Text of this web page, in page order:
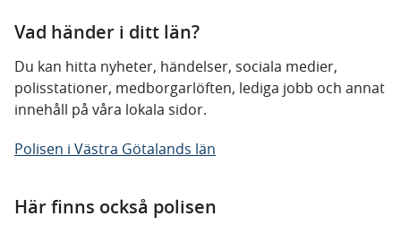
Vad händer i ditt län?
Du kan hitta nyheter, händelser, sociala medier,
polisstationer, medborgarlöften, lediga jobb och annat
innehåll på våra lokala sidor.
Polisen i Västra Götalands län
Här finns också polisen